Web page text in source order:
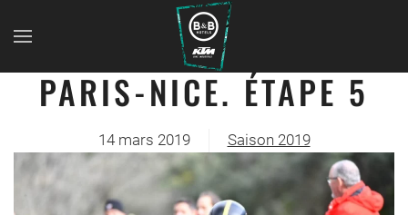
PARIS-NICE. ÉTAPE 5
14 mars 2019 Saison 2019